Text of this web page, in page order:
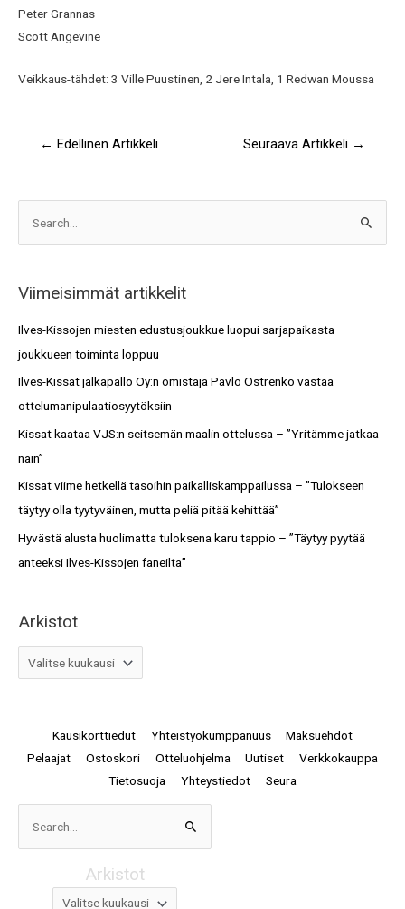
Peter Grannas
Scott Angevine
Veikkaus-tähdet: 3 Ville Puustinen, 2 Jere Intala, 1 Redwan Moussa
← Edellinen Artikkeli Seuraava Artikkeli →
r
c
h
f
Viimeisimmät artikkelit
Ilves-Kissojen miesten edustusjoukkue luopui sarjapaikasta –
joukkueen toiminta loppuu
Ilves-Kissat jalkapallo Oy:n omistaja Pavlo Ostrenko vastaa
ottelumanipulaatiosyytöksiin
Kissat kaataa VJS:n seitsemän maalin ottelussa – ”Yritämme jatkaa
näin”
Kissat viime hetkellä tasoihin paikalliskamppailussa – ”Tulokseen
täytyy olla tyytyväinen, mutta peliä pitää kehittää”
Hyvästä alusta huolimatta tuloksena karu tappio – ”Täytyy pyytää
anteeksi Ilves-Kissojen faneilta”
Arkistot
i
t
o
t
Kausikorttiedut Yhteistyökumppanuus
Maksuehdot
Pelaajat
Ostoskori Otteluohjelma Uutiset
Verkkokauppa
Tietosuoja
Yhteystiedot Seura
Search
for:
Arkistot